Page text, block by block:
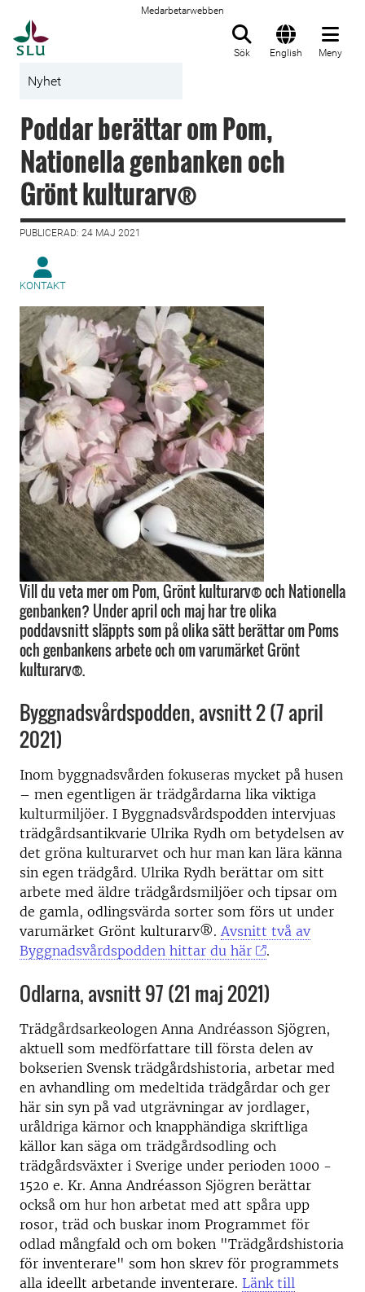
Medarbetarwebben
Sök English Meny
Nyhet
Poddar berättar om Pom,
Nationella genbanken och
Grönt kulturarv®
PUBLICERAD: 24 MAJ 2021
KONTAKT
Vill du veta mer om Pom, Grönt kulturarv® och Nationella
genbanken? Under april och maj har tre olika
poddavsnitt släppts som på olika sätt berättar om Poms
och genbankens arbete och om varumärket Grönt
kulturarv®.
Byggnadsvårdspodden, avsnitt 2 (7 april
2021)
Inom byggnadsvården fokuseras mycket på husen
– men egentligen är trädgårdarna lika viktiga
kulturmiljöer. I Byggnadsvårdspodden intervjuas
trädgårdsantikvarie Ulrika Rydh om betydelsen av
det gröna kulturarvet och hur man kan lära känna
sin egen trädgård. Ulrika Rydh berättar om sitt
arbete med äldre trädgårdsmiljöer och tipsar om
de gamla, odlingsvärda sorter som förs ut under
varumärket Grönt kulturarv®. Avsnitt två av
Byggnadsvårdspodden hittar du här
.
Odlarna, avsnitt 97 (21 maj 2021)
Trädgårdsarkeologen Anna Andréasson Sjögren,
aktuell som medförfattare till första delen av
bokserien Svensk trädgårdshistoria, arbetar med
en avhandling om medeltida trädgårdar och ger
här sin syn på vad utgrävningar av jordlager,
uråldriga kärnor och knapphändiga skriftliga
källor kan säga om trädgårdsodling och
trädgårdsväxter i Sverige under perioden 1000 -
1520 e. Kr. Anna Andréasson Sjögren berättar
också om hur hon arbetat med att spåra upp
rosor, träd och buskar inom Programmet för
odlad mångfald och om boken "Trädgårdshistoria
för inventerare" som hon skrev för programmets
alla ideellt arbetande inventerare. Länk till